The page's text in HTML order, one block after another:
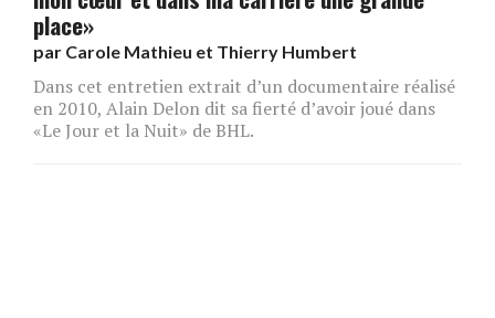
place»
par Carole Mathieu et Thierry Humbert
Dans cet entretien extrait d’un documentaire réalisé
en 2010, Alain Delon dit sa fierté d’avoir joué dans
«Le Jour et la Nuit» de BHL.